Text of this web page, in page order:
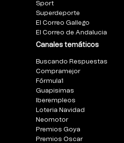
Sport
Superdeporte
El Correo Gallego
El Correo de Andalucia
Canales temáticos
Buscando Respuestas
Compramejor
Fórmula1
Guapisimas
Iberempleos
Loteria Navidad
Neomotor
Premios Goya
Premios Oscar